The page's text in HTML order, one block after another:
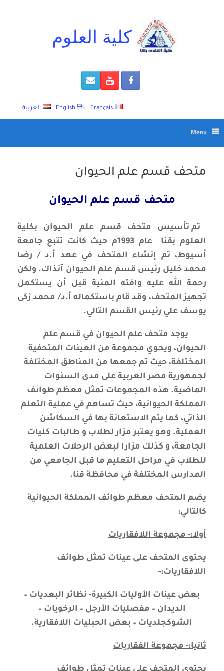
كلية العلوم
العربية English Français
Menu
متحف قسم علم الحيوان
متحف قسم علم الحيوان
تم تأسيس متحف قسم علم الحيوان بكلية
العلوم بقنا
عام 1993م حيث كانت تتبع جامعة
أسيوط، تم إنشاء المتحف في عهد أ.د / رضا
محمد خليل رئيس قسم علم الحيوان آنذاك. ولكن
رحمة الله عليه وافته المنية قبل أن يستكمل
تجهيز المتحف، وقد قام باستكماله أ.د/ محمد زكى
يوسف علي رئيس القسم التالي.
يوجد متحف علم الحيوان في قسم علم
الحيوان، ويحوي مجموعة من العينات المتحفية
المختلفة، حيث تم جمعها من المناطق المختلفة
لجمهورية مصر العربية على مدى السنوات
الماضية. هذه المجموعات تمثل معظم طوائف
المملكة الحيوانية، حيث تساهم في عملية التعلم
الذاتي، كما يتم الاستعانة بها في السكاشن
العملية. وهو يعتبر مزار لطلاب و طالبات كليات
الجامعة، و كذلك مزارا لبعض الرحلات العلمية
للطلاب في مراحل التعليم ما قبل الجامعي من
المدارس المختلفة في محافظة قنا.
يضم المتحف معظم طوائف المملكة الحيوانية
كالتالي:
أولا:- مجموعة اللافقاريات
يحتوى المتحف على عينات تمثل طوائف
اللافقاريات:-
بعض عينات الأوليات الكبيرة- نظائر البعديات –
الديدان – مفصليات الأرجل – الرخويات –
الشوكجلديات – بعض الحبليات اللافقارية.
ثانيا:- مجموعة الفقاريات